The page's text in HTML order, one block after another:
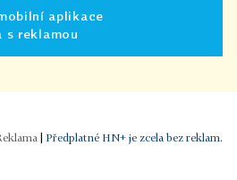
aplikace
s reklamou
Předplatné HN+ je zcela bez reklam.